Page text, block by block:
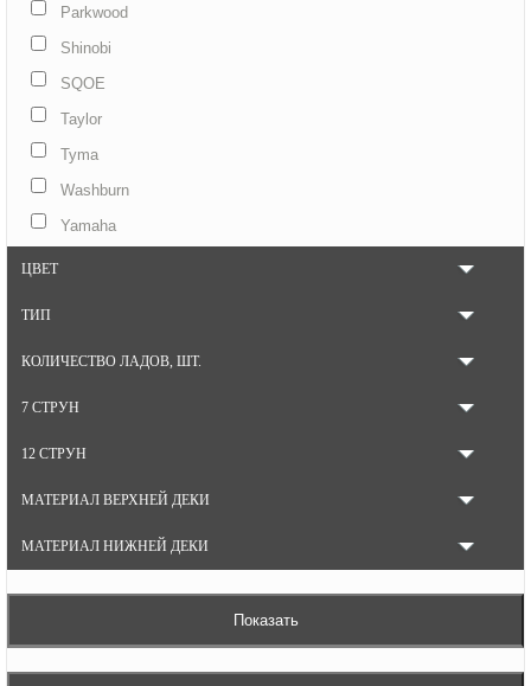
Parkwood
Shinobi
SQOE
Taylor
Tyma
Washburn
Yamaha
ЦВЕТ
ТИП
КОЛИЧЕСТВО ЛАДОВ, ШТ.
7 СТРУН
12 СТРУН
МАТЕРИАЛ ВЕРХНЕЙ ДЕКИ
МАТЕРИАЛ НИЖНЕЙ ДЕКИ